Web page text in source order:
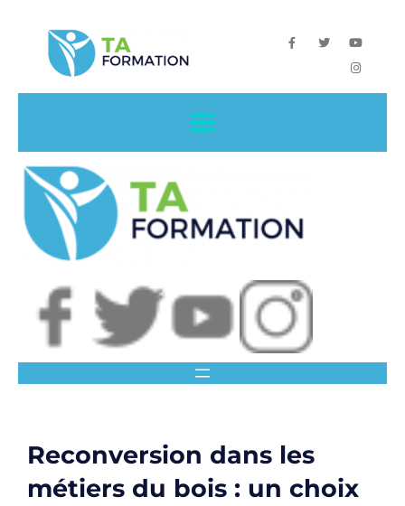
Reconversion dans les
métiers du bois : un choix